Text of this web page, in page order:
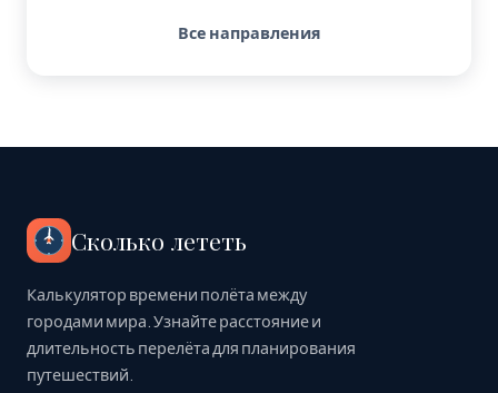
Все направления
Сколько лететь
Калькулятор времени полёта между
городами мира. Узнайте расстояние и
длительность перелёта для планирования
путешествий.